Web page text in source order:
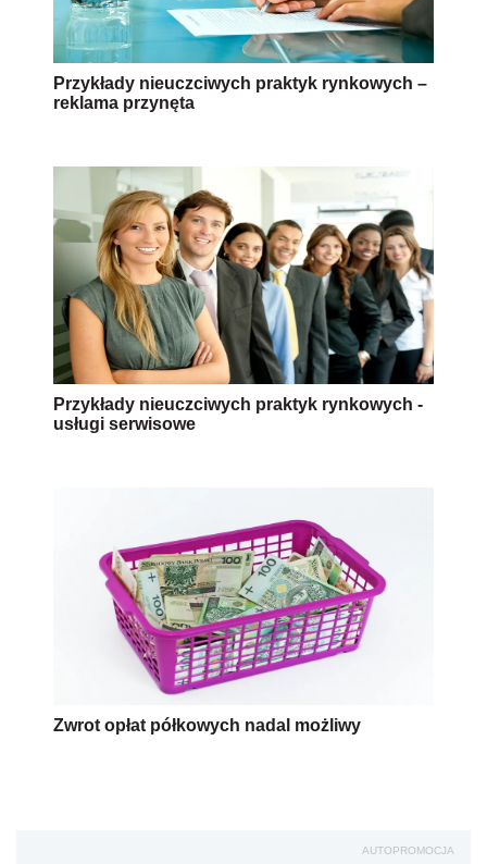
Przykłady nieuczciwych praktyk rynkowych –
reklama przynęta
Przykłady nieuczciwych praktyk rynkowych -
usługi serwisowe
Zwrot opłat półkowych nadal możliwy
AUTOPROMOCJA